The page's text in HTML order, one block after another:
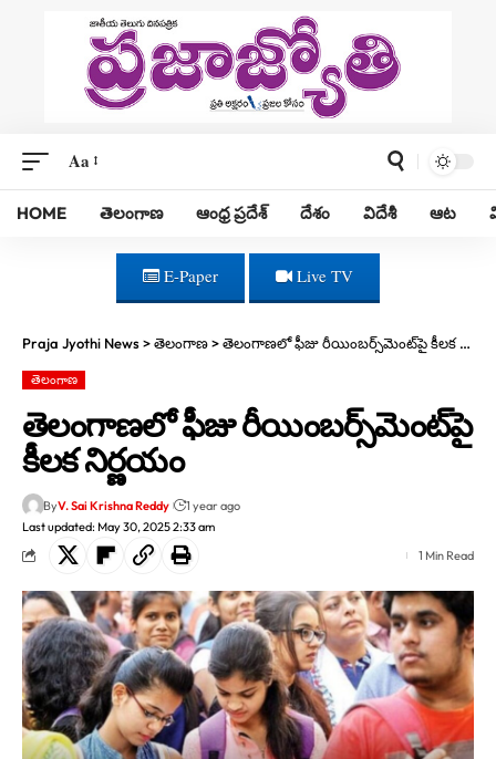
Aa
HOME తెలంగాణ ఆంధ్ర ప్రదేశ్ దేశం విదేశీ ఆట
E-Paper Live TV
Praja Jyothi News>తెలంగాణ>తెలంగాణ‌లో ఫీజు రీయింబ‌ర్స్‌మెంట్‌పై కీల‌క నిర్ణ‌యం
తెలంగాణ
తెలంగాణ‌లో ఫీజు రీయింబ‌ర్స్‌మెంట్‌పై
కీల‌క నిర్ణ‌యం
Last updated: May 30, 2025 2:33 am
ByV. Sai Krishna Reddy 1 year ago
1 Min Read